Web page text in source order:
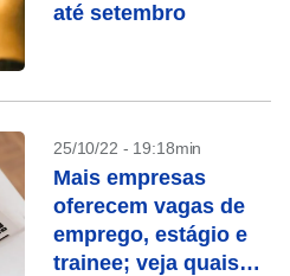
até setembro
25/10/22 - 19:18min
Mais empresas
oferecem vagas de
emprego, estágio e
trainee; veja quais